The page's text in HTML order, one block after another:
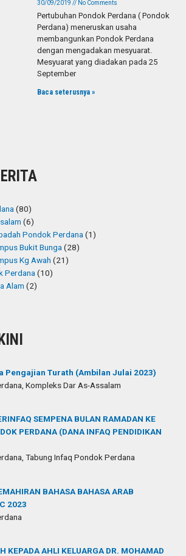
30/09/2019 No Comments
Pertubuhan Pondok Perdana ( Pondok
Perdana) meneruskan usaha
membangunkan Pondok Perdana
dengan mengadakan mesyuarat.
Mesyuarat yang diadakan pada 25
September
Baca seterusnya »
(80)
(6)
Pondok Perdana (1)
Bukit Bunga (28)
Kg Awah (21)
Perdana (10)
Alam (2)
Pengajian Turath (Ambilan Julai 2023)
Kompleks Dar As-Assalam
SEMPENA BULAN RAMADAN KE
PERDANA (DANA INFAQ PENDIDIKAN
Tabung Infaq Pondok Perdana
BAHASA BAHASA ARAB
2023
KEPADA AHLI KELUARGA DR. MOHAMAD